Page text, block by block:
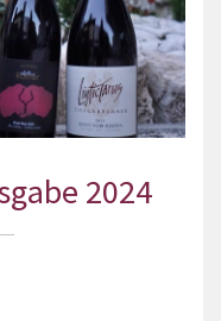
2024